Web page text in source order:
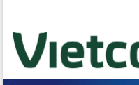
chức diễn tập trước ngày bầu cử
Chương trình “Gặp gỡ hữu nghị –
Friendship Meeting New Year 2026”